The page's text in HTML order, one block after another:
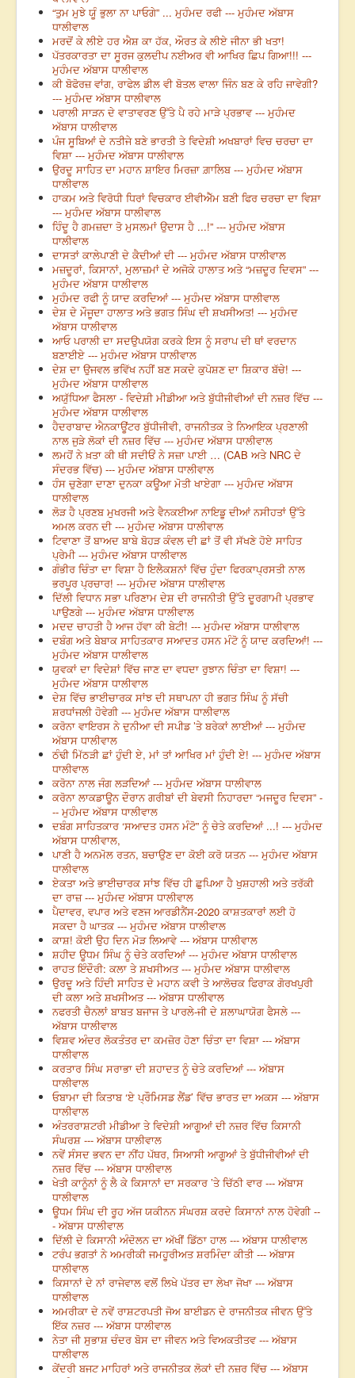
“ਤੁਮ ਮੁਝੇ ਯੂੰ ਭੁਲਾ ਨਾ ਪਾਓਗੇ” ... ਮੁਹੰਮਦ ਰਫੀ --- ਮੁਹੰਮਦ ਅੱਬਾਸ
ਧਾਲੀਵਾਲ
ਮਰਦੋਂ ਕੇ ਲੀਏ ਹਰ ਐਸ਼ ਕਾ ਹੱਕ, ਔਰਤ ਕੇ ਲੀਏ ਜੀਨਾ ਭੀ ਖਤਾ!
ਪੱਤਰਕਾਰਤਾ ਦਾ ਸੂਰਜ ਕੁਲਦੀਪ ਨਈਅਰ ਵੀ ਆਖਿਰ ਛਿਪ ਗਿਆ!!! ---
ਮੁਹੰਮਦ ਅੱਬਾਸ ਧਾਲੀਵਾਲ
ਕੀ ਬੋਫੋਰਜ਼ ਵਾਂਗ, ਰਾਫੇਲ ਡੀਲ ਵੀ ਬੋਤਲ ਵਾਲਾ ਜਿੰਨ ਬਣ ਕੇ ਰਹਿ ਜਾਵੇਗੀ?
--- ਮੁਹੰਮਦ ਅੱਬਾਸ ਧਾਲੀਵਾਲ
ਪਰਾਲੀ ਸਾੜਨ ਦੇ ਵਾਤਾਵਰਣ ਉੱਤੇ ਪੈ ਰਹੇ ਮਾੜੇ ਪ੍ਰਭਾਵ --- ਮੁਹੰਮਦ
ਅੱਬਾਸ ਧਾਲੀਵਾਲ
ਪੰਜ ਸੂਬਿਆਂ ਦੇ ਨਤੀਜੇ ਬਣੇ ਭਾਰਤੀ ਤੇ ਵਿਦੇਸ਼ੀ ਅਖਬਾਰਾਂ ਵਿਚ ਚਰਚਾ ਦਾ
ਵਿਸ਼ਾ --- ਮੁਹੰਮਦ ਅੱਬਾਸ ਧਾਲੀਵਾਲ
ਉਰਦੂ ਸਾਹਿਤ ਦਾ ਮਹਾਨ ਸ਼ਾਇਰ ਮਿਰਜ਼ਾ ਗ਼ਾਲਿਬ --- ਮੁਹੰਮਦ ਅੱਬਾਸ
ਧਾਲੀਵਾਲ
ਹਾਕਮ ਅਤੇ ਵਿਰੋਧੀ ਧਿਰਾਂ ਵਿਚਕਾਰ ਈਵੀਐੱਮ ਬਣੀ ਫਿਰ ਚਰਚਾ ਦਾ ਵਿਸ਼ਾ
--- ਮੁਹੰਮਦ ਅੱਬਾਸ ਧਾਲੀਵਾਲ
ਹਿੰਦੂ ਹੈ ਗਮਜ਼ਦਾ ਤੋ ਮੁਸਲਮਾਂ ਉਦਾਸ ਹੈ ...!” --- ਮੁਹੰਮਦ ਅੱਬਾਸ
ਧਾਲੀਵਾਲ
ਦਾਸਤਾਂ ਕਾਲੇਪਾਣੀ ਦੇ ਕੈਦੀਆਂ ਦੀ --- ਮੁਹੰਮਦ ਅੱਬਾਸ ਧਾਲੀਵਾਲ
ਮਜ਼ਦੂਰਾਂ, ਕਿਸਾਨਾਂ, ਮੁਲਾਜ਼ਮਾਂ ਦੇ ਅਜੋਕੇ ਹਾਲਾਤ ਅਤੇ “ਮਜ਼ਦੂਰ ਦਿਵਸ” ---
ਮੁਹੰਮਦ ਅੱਬਾਸ ਧਾਲੀਵਾਲ
ਮੁਹੰਮਦ ਰਫੀ ਨੂੰ ਯਾਦ ਕਰਦਿਆਂ --- ਮੁਹੰਮਦ ਅੱਬਾਸ ਧਾਲੀਵਾਲ
ਦੇਸ਼ ਦੇ ਮੌਜੂਦਾ ਹਾਲਾਤ ਅਤੇ ਭਗਤ ਸਿੰਘ ਦੀ ਸ਼ਖਸੀਅਤ! --- ਮੁਹੰਮਦ
ਅੱਬਾਸ ਧਾਲੀਵਾਲ
ਆਓ ਪਰਾਲੀ ਦਾ ਸਦਉਪਯੋਗ ਕਰਕੇ ਇਸ ਨੂੰ ਸਰਾਪ ਦੀ ਥਾਂ ਵਰਦਾਨ
ਬਣਾਈਏ --- ਮੁਹੰਮਦ ਅੱਬਾਸ ਧਾਲੀਵਾਲ
ਦੇਸ਼ ਦਾ ਉਜਵਲ ਭਵਿੱਖ ਨਹੀਂ ਬਣ ਸਕਦੇ ਕੁਪੋਸ਼ਣ ਦਾ ਸ਼ਿਕਾਰ ਬੱਚੇ! ---
ਮੁਹੰਮਦ ਅੱਬਾਸ ਧਾਲੀਵਾਲ
ਅਯੁੱਧਿਆ ਫੈਸਲਾ - ਵਿਦੇਸ਼ੀ ਮੀਡੀਆ ਅਤੇ ਬੁੱਧੀਜੀਵੀਆਂ ਦੀ ਨਜ਼ਰ ਵਿੱਚ ---
ਮੁਹੰਮਦ ਅੱਬਾਸ ਧਾਲੀਵਾਲ
ਹੈਦਰਾਬਾਦ ਐਨਕਾਊਂਟਰ ਬੁੱਧੀਜੀਵੀ, ਰਾਜਨੀਤਕ ਤੇ ਨਿਆਇਕ ਪ੍ਰਣਾਲੀ
ਨਾਲ ਜੁੜੇ ਲੋਕਾਂ ਦੀ ਨਜ਼ਰ ਵਿੱਚ --- ਮੁਹੰਮਦ ਅੱਬਾਸ ਧਾਲੀਵਾਲ
ਲਮਹੋਂ ਨੇ ਖ਼ਤਾ ਕੀ ਥੀ ਸਦੀਓਂ ਨੇ ਸਜ਼ਾ ਪਾਈ … (CAB ਅਤੇ NRC ਦੇ
ਸੰਦਰਭ ਵਿੱਚ) --- ਮੁਹੰਮਦ ਅੱਬਾਸ ਧਾਲੀਵਾਲ
ਹੰਸ ਚੁਣੇਗਾ ਦਾਣਾ ਦੁਨਕਾ ਕਊਆ ਮੋਤੀ ਖਾਏਗਾ --- ਮੁਹੰਮਦ ਅੱਬਾਸ
ਧਾਲੀਵਾਲ
ਲੋੜ ਹੈ ਪ੍ਰਣਬ ਮੁਖਰਜੀ ਅਤੇ ਵੈਨਕਈਆ ਨਾਇਡੂ ਦੀਆਂ ਨਸੀਹਤਾਂ ਉੱਤੇ
ਅਮਲ ਕਰਨ ਦੀ --- ਮੁਹੰਮਦ ਅੱਬਾਸ ਧਾਲੀਵਾਲ
ਟਿਵਾਣਾ ਤੋਂ ਬਾਅਦ ਬਾਬੇ ਬੋਹੜ ਕੰਵਲ ਦੀ ਛਾਂ ਤੋਂ ਵੀ ਸੱਖਣੇ ਹੋਏ ਸਾਹਿਤ
ਪ੍ਰੇਮੀ --- ਮੁਹੰਮਦ ਅੱਬਾਸ ਧਾਲੀਵਾਲ
ਗੰਭੀਰ ਚਿੰਤਾ ਦਾ ਵਿਸ਼ਾ ਹੈ ਇਲੈਕਸ਼ਨਾਂ ਵਿੱਚ ਹੁੰਦਾ ਫਿਰਕਾਪ੍ਰਸਤੀ ਨਾਲ
ਭਰਪੂਰ ਪ੍ਰਚਾਰ! --- ਮੁਹੰਮਦ ਅੱਬਾਸ ਧਾਲੀਵਾਲ
ਦਿੱਲੀ ਵਿਧਾਨ ਸਭਾ ਪਰਿਣਾਮ ਦੇਸ਼ ਦੀ ਰਾਜਨੀਤੀ ਉੱਤੇ ਦੂਰਗਾਮੀ ਪ੍ਰਭਾਵ
ਪਾਉਣਗੇ --- ਮੁਹੰਮਦ ਅੱਬਾਸ ਧਾਲੀਵਾਲ
ਮਦਦ ਚਾਹਤੀ ਹੈ ਆਜ ਹੱਵਾ ਕੀ ਬੇਟੀ! --- ਮੁਹੰਮਦ ਅੱਬਾਸ ਧਾਲੀਵਾਲ
ਦਬੰਗ ਅਤੇ ਬੇਬਾਕ ਸਾਹਿਤਕਾਰ ਸਆਦਤ ਹਸਨ ਮੰਟੋ ਨੂੰ ਯਾਦ ਕਰਦਿਆਂ! ---
ਮੁਹੰਮਦ ਅੱਬਾਸ ਧਾਲੀਵਾਲ
ਯੁਵਕਾਂ ਦਾ ਵਿਦੇਸ਼ਾਂ ਵਿੱਚ ਜਾਣ ਦਾ ਵਧਦਾ ਰੁਝਾਨ ਚਿੰਤਾ ਦਾ ਵਿਸ਼ਾ! ---
ਮੁਹੰਮਦ ਅੱਬਾਸ ਧਾਲੀਵਾਲ
ਦੇਸ਼ ਵਿੱਚ ਭਾਈਚਾਰਕ ਸਾਂਝ ਦੀ ਸਥਾਪਨਾ ਹੀ ਭਗਤ ਸਿੰਘ ਨੂੰ ਸੱਚੀ
ਸ਼ਰਧਾਂਜਲੀ ਹੋਵੇਗੀ --- ਮੁਹੰਮਦ ਅੱਬਾਸ ਧਾਲੀਵਾਲ
ਕਰੋਨਾ ਵਾਇਰਸ ਨੇ ਦੁਨੀਆ ਦੀ ਸਪੀਡ ’ਤੇ ਬਰੇਕਾਂ ਲਾਈਆਂ --- ਮੁਹੰਮਦ
ਅੱਬਾਸ ਧਾਲੀਵਾਲ
ਠੰਢੀ ਮਿੱਠੜੀ ਛਾਂ ਹੁੰਦੀ ਏ, ਮਾਂ ਤਾਂ ਆਖਿਰ ਮਾਂ ਹੁੰਦੀ ਏ! --- ਮੁਹੰਮਦ ਅੱਬਾਸ
ਧਾਲੀਵਾਲ
ਕਰੋਨਾ ਨਾਲ ਜੰਗ ਲੜਦਿਆਂ --- ਮੁਹੰਮਦ ਅੱਬਾਸ ਧਾਲੀਵਾਲ
ਕਰੋਨਾ ਲਾਕਡਾਊਨ ਦੌਰਾਨ ਗਰੀਬਾਂ ਦੀ ਬੇਵਸੀ ਨਿਹਾਰਦਾ “ਮਜਦੂਰ ਦਿਵਸ” -
-- ਮੁਹੰਮਦ ਅੱਬਾਸ ਧਾਲੀਵਾਲ
ਦਬੰਗ ਸਾਹਿਤਕਾਰ ‘ਸਆਦਤ ਹਸਨ ਮੰਟੋ” ਨੂੰ ਚੇਤੇ ਕਰਦਿਆਂ ...! --- ਮੁਹੰਮਦ
ਅੱਬਾਸ ਧਾਲੀਵਾਲ,
ਪਾਣੀ ਹੈ ਅਨਮੋਲ ਰਤਨ, ਬਚਾਉਣ ਦਾ ਕੋਈ ਕਰੋ ਯਤਨ --- ਮੁਹੰਮਦ ਅੱਬਾਸ
ਧਾਲੀਵਾਲ
ਏਕਤਾ ਅਤੇ ਭਾਈਚਾਰਕ ਸਾਂਝ ਵਿੱਚ ਹੀ ਛੁਪਿਆ ਹੈ ਖੁਸ਼ਹਾਲੀ ਅਤੇ ਤਰੱਕੀ
ਦਾ ਰਾਜ਼ --- ਮੁਹੰਮਦ ਅੱਬਾਸ ਧਾਲੀਵਾਲ
ਪੈਦਾਵਰ, ਵਪਾਰ ਅਤੇ ਵਣਜ ਆਰਡੀਨੈਂਸ-2020 ਕਾਸ਼ਤਕਾਰਾਂ ਲਈ ਹੋ
ਸਕਦਾ ਹੈ ਘਾਤਕ --- ਮੁਹੰਮਦ ਅੱਬਾਸ ਧਾਲੀਵਾਲ
ਕਾਸ਼! ਕੋਈ ਉਹ ਦਿਨ ਮੋੜ ਲਿਆਵੇ --- ਅੱਬਾਸ ਧਾਲੀਵਾਲ
ਸ਼ਹੀਦ ਊਧਮ ਸਿੰਘ ਨੂੰ ਚੇਤੇ ਕਰਦਿਆਂ --- ਮੁਹੰਮਦ ਅੱਬਾਸ ਧਾਲੀਵਾਲ
ਰਾਹਤ ਇੰਦੌਰੀ: ਕਲਾ ਤੇ ਸ਼ਖਸੀਅਤ --- ਮੁਹੰਮਦ ਅੱਬਾਸ ਧਾਲੀਵਾਲ
ਉਰਦੂ ਅਤੇ ਹਿੰਦੀ ਸਾਹਿਤ ਦੇ ਮਹਾਨ ਕਵੀ ਤੇ ਆਲੋਚਕ ਫਿਰਾਕ ਗੋਰਖਪੁਰੀ
ਦੀ ਕਲਾ ਅਤੇ ਸ਼ਖਸੀਅਤ --- ਅੱਬਾਸ ਧਾਲੀਵਾਲ
ਨਫਰਤੀ ਚੈਨਲਾਂ ਬਾਬਤ ਬਜਾਜ ਤੇ ਪਾਰਲੇ-ਜੀ ਦੇ ਸ਼ਲਾਘਾਯੋਗ ਫੈਸਲੇ ---
ਅੱਬਾਸ ਧਾਲੀਵਾਲ
ਵਿਸ਼ਵ ਅੰਦਰ ਲੋਕਤੰਤਰ ਦਾ ਕਮਜ਼ੋਰ ਹੋਣਾ ਚਿੰਤਾ ਦਾ ਵਿਸ਼ਾ --- ਅੱਬਾਸ
ਧਾਲੀਵਾਲ
ਕਰਤਾਰ ਸਿੰਘ ਸਰਾਭਾ ਦੀ ਸ਼ਹਾਦਤ ਨੂੰ ਚੇਤੇ ਕਰਦਿਆਂ --- ਅੱਬਾਸ
ਧਾਲੀਵਾਲ
ਓਬਾਮਾ ਦੀ ਕਿਤਾਬ ‘ਏ ਪ੍ਰੌਮਿਸਡ ਲੈਂਡ’ ਵਿੱਚ ਭਾਰਤ ਦਾ ਅਕਸ --- ਅੱਬਾਸ
ਧਾਲੀਵਾਲ
ਅੰਤਰਰਾਸ਼ਟਰੀ ਮੀਡੀਆ ਤੇ ਵਿਦੇਸ਼ੀ ਆਗੂਆਂ ਦੀ ਨਜ਼ਰ ਵਿੱਚ ਕਿਸਾਨੀ
ਸੰਘਰਸ਼ --- ਅੱਬਾਸ ਧਾਲੀਵਾਲ
ਨਵੇਂ ਸੰਸਦ ਭਵਨ ਦਾ ਨੀਂਹ ਪੱਥਰ, ਸਿਆਸੀ ਆਗੂਆਂ ਤੇ ਬੁੱਧੀਜੀਵੀਆਂ ਦੀ
ਨਜ਼ਰ ਵਿੱਚ --- ਅੱਬਾਸ ਧਾਲੀਵਾਲ
ਖੇਤੀ ਕਾਨੂੰਨਾਂ ਨੂੰ ਲੈ ਕੇ ਕਿਸਾਨਾਂ ਦਾ ਸਰਕਾਰ ’ਤੇ ਚਿੱਠੀ ਵਾਰ --- ਅੱਬਾਸ
ਧਾਲੀਵਾਲ
ਊਧਮ ਸਿੰਘ ਦੀ ਰੂਹ ਅੱਜ ਯਕੀਨਨ ਸੰਘਰਸ਼ ਕਰਦੇ ਕਿਸਾਨਾਂ ਨਾਲ ਹੋਵੇਗੀ --
- ਅੱਬਾਸ ਧਾਲੀਵਾਲ
ਦਿੱਲੀ ਦੇ ਕਿਸਾਨੀ ਅੰਦੋਲਨ ਦਾ ਅੱਖੀਂ ਡਿੱਠਾ ਹਾਲ --- ਅੱਬਾਸ ਧਾਲੀਵਾਲ
ਟਰੰਪ ਭਗਤਾਂ ਨੇ ਅਮਰੀਕੀ ਜਮਹੂਰੀਅਤ ਸ਼ਰਮਿੰਦਾ ਕੀਤੀ --- ਅੱਬਾਸ
ਧਾਲੀਵਾਲ
ਕਿਸਾਨਾਂ ਦੇ ਨਾਂ ਰਾਜੇਵਾਲ ਵਲੋਂ ਲਿਖੇ ਪੱਤਰ ਦਾ ਲੇਖਾ ਜੋਖਾ --- ਅੱਬਾਸ
ਧਾਲੀਵਾਲ
ਅਮਰੀਕਾ ਦੇ ਨਵੇਂ ਰਾਸ਼ਟਰਪਤੀ ਜੋਅ ਬਾਈਡਨ ਦੇ ਰਾਜਨੀਤਕ ਜੀਵਨ ਉੱਤੇ
ਇੱਕ ਨਜ਼ਰ --- ਅੱਬਾਸ ਧਾਲੀਵਾਲ
ਨੇਤਾ ਜੀ ਸੁਭਾਸ਼ ਚੰਦਰ ਬੋਸ ਦਾ ਜੀਵਨ ਅਤੇ ਵਿਅਕਤੀਤਵ --- ਅੱਬਾਸ
ਧਾਲੀਵਾਲ
ਕੇਂਦਰੀ ਬਜਟ ਮਾਹਿਰਾਂ ਅਤੇ ਰਾਜਨੀਤਕ ਲੋਕਾਂ ਦੀ ਨਜ਼ਰ ਵਿੱਚ --- ਅੱਬਾਸ